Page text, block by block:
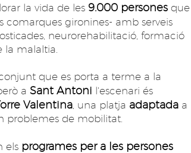
la vida de les 9.000 persones que
comarques gironines- amb serveis
neurorehabilitació, formació
la malaltia.
que es porta a terme a la
a Sant Antoni l'escenari és
Valentina , una platja adaptada a
problemes de mobilitat.
els programes per a les persones